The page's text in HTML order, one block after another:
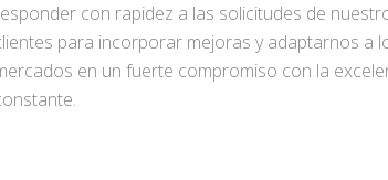
con rapidez a las solicitudes de
para incorporar mejoras y adaptarnos a
en un fuerte compromiso con la